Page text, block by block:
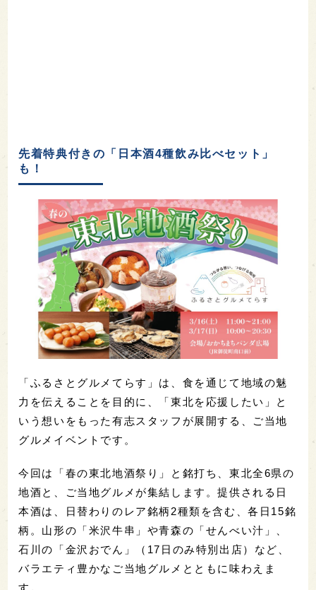
先着特典付きの「日本酒4種飲み比べセット」
も！
「ふるさとグルメてらす」は、食を通じて地域の魅
力を伝えることを目的に、「東北を応援したい」と
いう想いをもった有志スタッフが展開する、ご当地
グルメイベントです。
今回は「春の東北地酒祭り」と銘打ち、東北全6県の
地酒と、ご当地グルメが集結します。提供される日
本酒は、日替わりのレア銘柄2種類を含む、各日15銘
柄。山形の「米沢牛串」や青森の「せんべい汁」、
石川の「金沢おでん」（17日のみ特別出店）など、
バラエティ豊かなご当地グルメとともに味わえま